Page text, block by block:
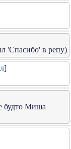
'Спасибо' в репу)
]
будто Миша